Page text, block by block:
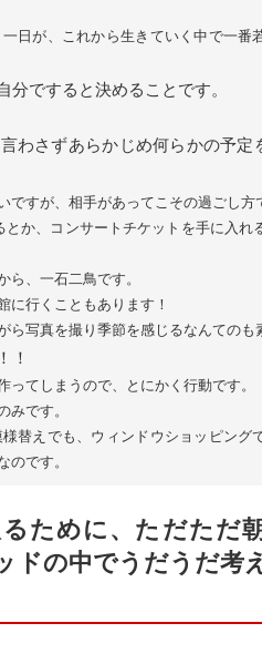
日が、これから生きていく中で一番
ですると決めることです。
わさずあらかじめ何らかの予定
すが、相手があってこその過ごし方
か、コンサートチケットを手に入れ
ら、一石二鳥です。
に行くこともあります！
ら写真を撮り季節を感じるなんての
！
てしまうので、とにかく行動です。
みです。
替えでも、ウィンドウショッピング
のです。
ために、ただただ
ドの中でうだうだ考